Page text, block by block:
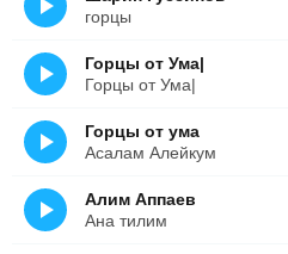
горцы
Горцы от Ума|
Горцы от Ума|
Горцы от ума
Асалам Алейкум
Алим Аппаев
Ана тилим